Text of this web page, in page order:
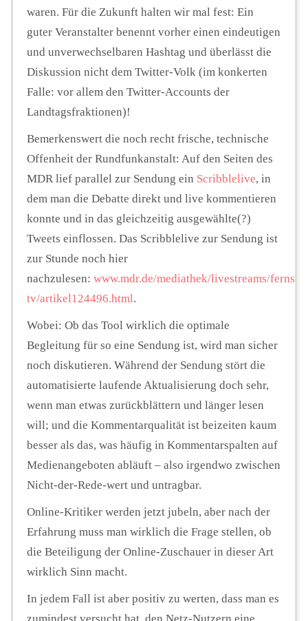
waren. Für die Zukunft halten wir mal fest: Ein
guter Veranstalter benennt vorher einen eindeutigen
und unverwechselbaren Hashtag und überlässt die
Diskussion nicht dem Twitter-Volk (im konkerten
Falle: vor allem den Twitter-Accounts der
Landtagsfraktionen)!
Bemerkenswert die noch recht frische, technische
Offenheit der Rundfunkanstalt: Auf den Seiten des
MDR lief parallel zur Sendung ein Scribblelive, in
dem man die Debatte direkt und live kommentieren
konnte und in das gleichzeitig ausgewählte(?)
Tweets einflossen. Das Scribblelive zur Sendung ist
zur Stunde noch hier
nachzulesen: www.mdr.de/mediathek/livestreams/
tv/artikel124496.html.
Wobei: Ob das Tool wirklich die optimale
Begleitung für so eine Sendung ist, wird man sicher
noch diskutieren. Während der Sendung stört die
automatisierte laufende Aktualisierung doch sehr,
wenn man etwas zurückblättern und länger lesen
will; und die Kommentarqualität ist beizeiten kaum
besser als das, was häufig in Kommentarspalten auf
Medienangeboten abläuft – also irgendwo zwischen
Nicht-der-Rede-wert und untragbar.
Online-Kritiker werden jetzt jubeln, aber nach der
Erfahrung muss man wirklich die Frage stellen, ob
die Beteiligung der Online-Zuschauer in dieser Art
wirklich Sinn macht.
In jedem Fall ist aber positiv zu werten, dass man es